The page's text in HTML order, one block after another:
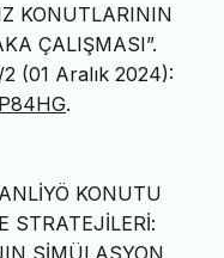
KONUTLARININ
ÇALIŞMASI”.
(01 Aralık 2024):
.
KONUTU
STRATEJİLERİ:
SİMÜLASYON